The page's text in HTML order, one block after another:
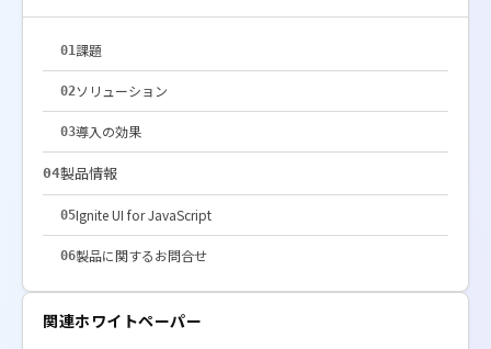
01課題
02ソリューション
03導入の効果
04製品情報
05Ignite UI for JavaScript
06製品に関するお問合せ
関連ホワイトペーパー